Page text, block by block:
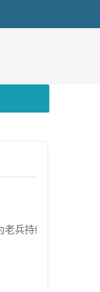
兵持续发福利